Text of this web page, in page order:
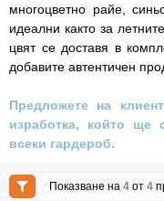
многоцветно райе,
идеални както за
цвят се доставя в
добавите автентичен
Предложете на
изработка, който
всеки гардероб.
Показване на4 от4